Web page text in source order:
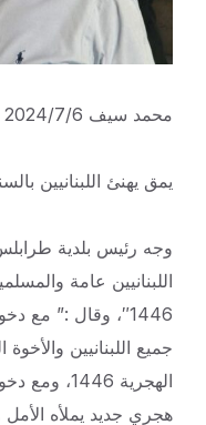
محمد سيف 2024/7/6
يمق يهنئ اللبنانيين
وجه رئيس بلدية
اللبنانيين عامة
1446″، وقال :” مع
جميع اللبنانيين
الهجرية
هجري جديد يملأه